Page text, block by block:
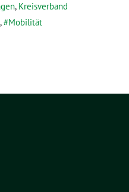
, Kreisverband
, Mobilität